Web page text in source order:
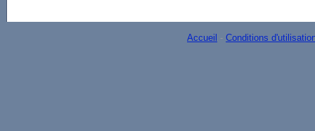
Accueil - Conditions